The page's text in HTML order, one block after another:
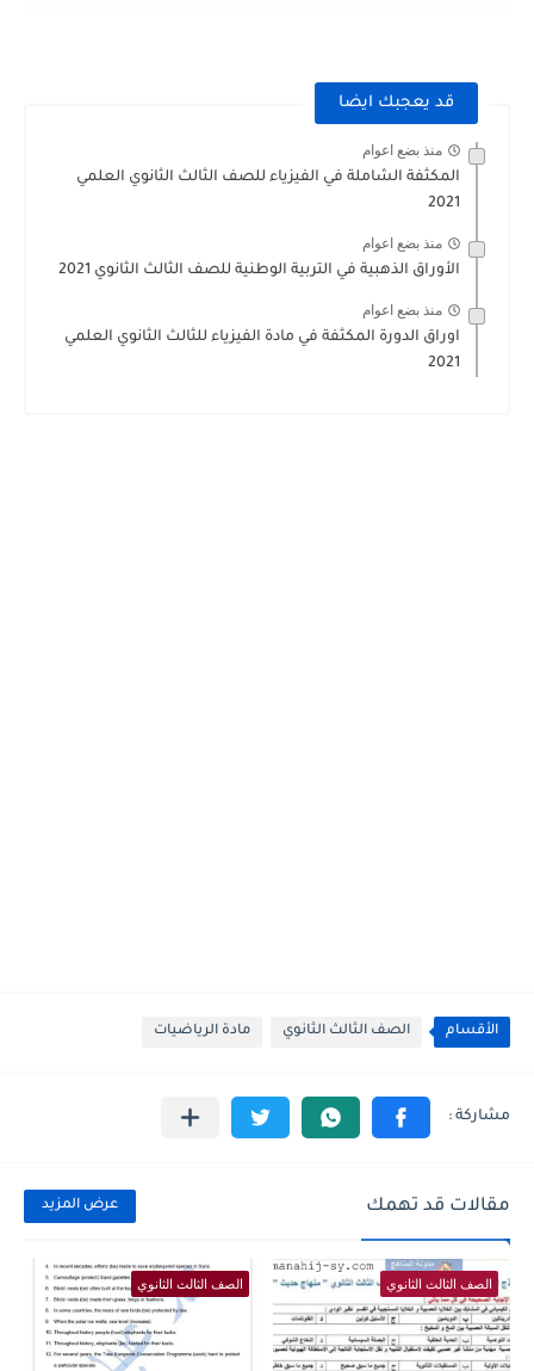
قد يعجبك ايضا
منذ بضع اعوام
المكثفة الشاملة في الفيزياء للصف الثالث الثانوي العلمي
2021
منذ بضع اعوام
الأوراق الذهبية في التربية الوطنية للصف الثالث الثانوي 2021
منذ بضع اعوام
اوراق الدورة المكثفة في مادة الفيزياء للثالث الثانوي العلمي
2021
الأقسام الصف الثالث الثانوي مادة الرياضيات
مقالات قد تهمك عرض المزيد
الصف الثالث الثانوي الصف الثالث الثانوي